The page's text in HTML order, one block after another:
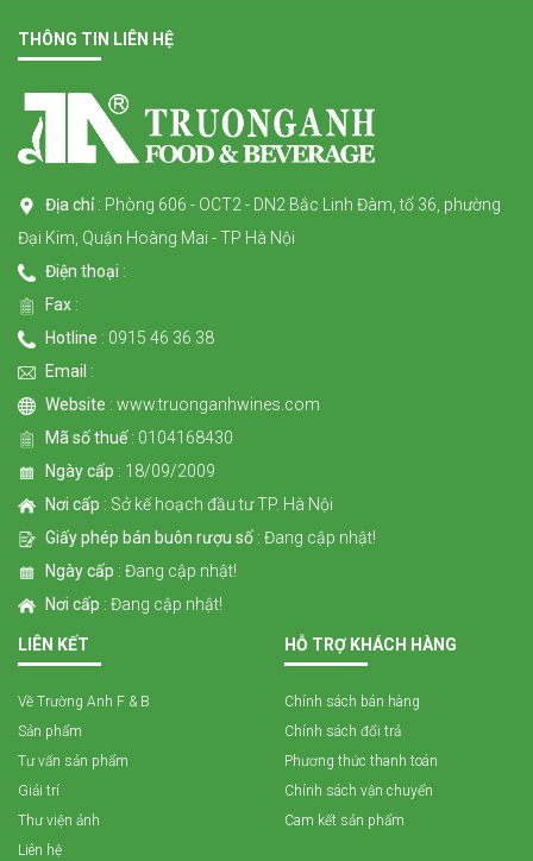
THÔNG TIN LIÊN HỆ
Địa chỉ : Phòng 606 - OCT2 - DN2 Bắc Linh Đàm, tổ 36, phường
Đại Kim, Quận Hoàng Mai - TP Hà Nội
Điện thoại :
Fax :
Hotline : 0915 46 36 38
Email :
Website : www.truonganhwines.com
Mã số thuế : 0104168430
Ngày cấp : 18/09/2009
Nơi cấp : Sở kế hoạch đầu tư TP. Hà Nội
Giấy phép bán buôn rượu số : Đang cập nhật!
Ngày cấp : Đang cập nhật!
Nơi cấp : Đang cập nhật!
LIÊN KẾT
Về Trường Anh F & B
Sản phẩm
Tư vấn sản phẩm
Giải trí
Thư viện ảnh
Liên hệ
HỖ TRỢ KHÁCH HÀNG
Chính sách bán hàng
Chính sách đổi trả
Phương thức thanh toán
Chính sách vận chuyển
Cam kết sản phẩm